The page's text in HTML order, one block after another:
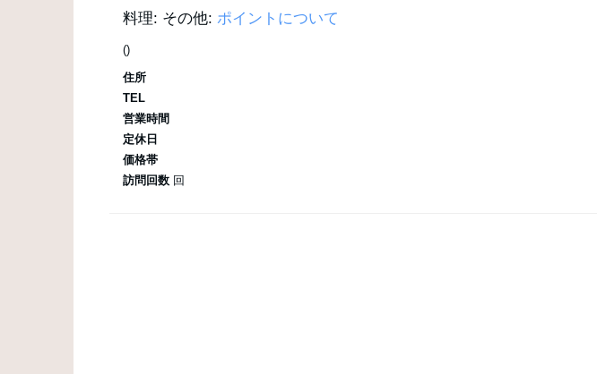
料理: その他: ポイントについて
()
住所
TEL
営業時間
定休日
価格帯
訪問回数 回